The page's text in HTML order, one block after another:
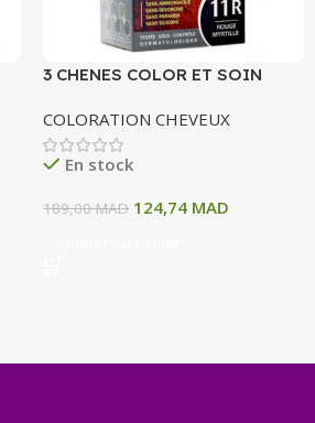
3 CHENES COLOR ET SOIN
11R ROUGE MYRTILLE 135 ML
COLORATION CHEVEUX
En stock
189,00MAD 124,74 MAD